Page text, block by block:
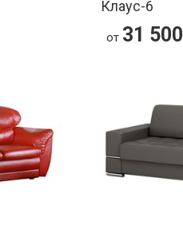
Клаус-6
от 31 500